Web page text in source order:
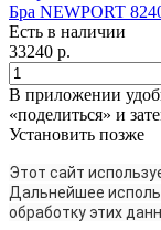
Бра NEWPORT
Есть в наличии
33240 р.
В приложении
«поделиться» и
Установить позже
Этот сайт
Дальнейшее
обработку этих